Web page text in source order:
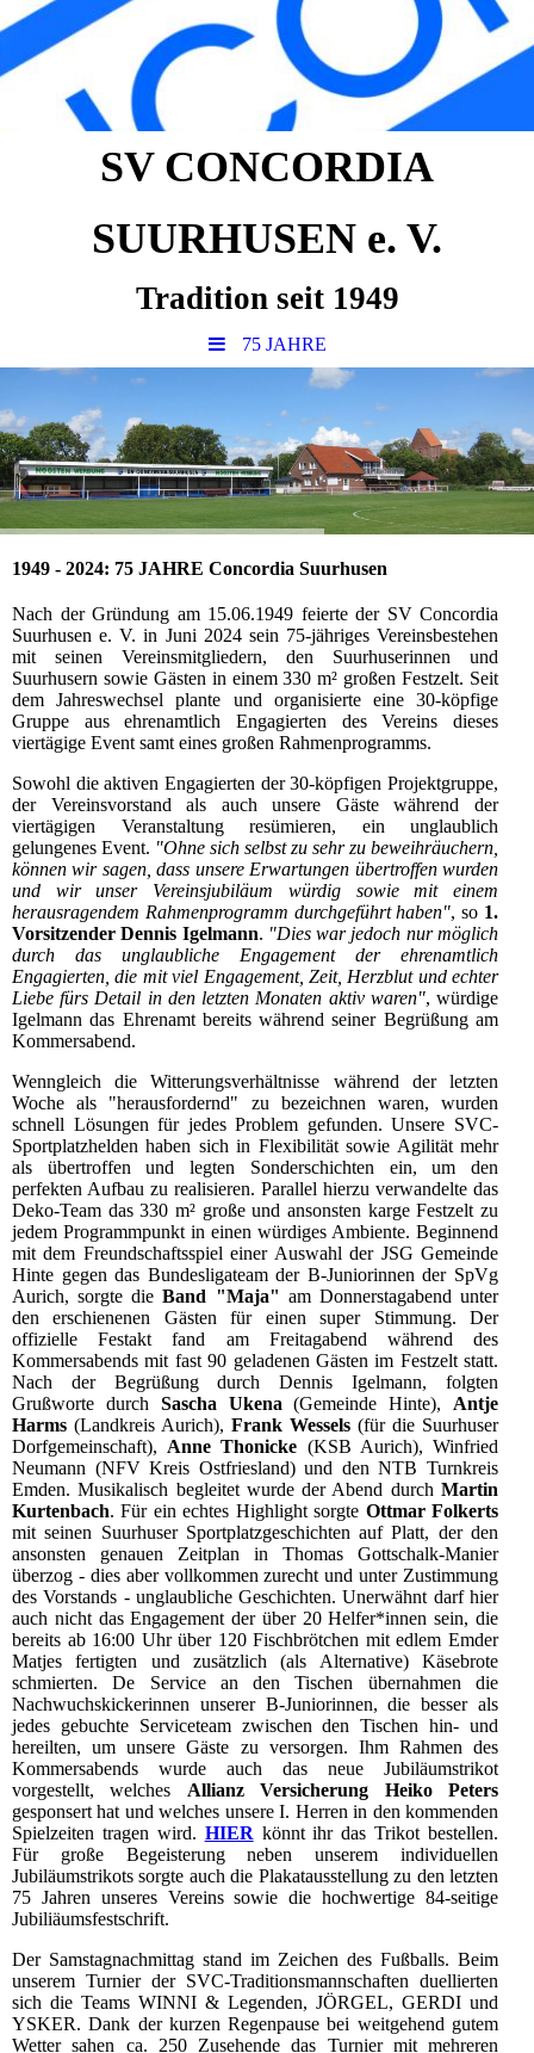
SV CONCORDIA
SUURHUSEN e. V.
Tradition seit 1949
75 JAHRE
1949 - 2024: 75 JAHRE Concordia Suurhusen
Nach der Gründung am 15.06.1949 feierte der SV Concordia
Suurhusen e. V. in Juni 2024 sein 75-jähriges Vereinsbestehen
mit seinen Vereinsmitgliedern, den Suurhuserinnen und
Suurhusern sowie Gästen in einem 330 m² großen Festzelt. Seit
dem Jahreswechsel plante und organisierte eine 30-köpfige
Gruppe aus ehrenamtlich Engagierten des Vereins dieses
viertägige Event samt eines großen Rahmenprogramms.
Sowohl die aktiven Engagierten der 30-köpfigen Projektgruppe,
der Vereinsvorstand als auch unsere Gäste während der
viertägigen Veranstaltung resümieren, ein unglaublich
gelungenes Event. "Ohne sich selbst zu sehr zu beweihräuchern,
können wir sagen, dass unsere Erwartungen übertroffen wurden
und wir unser Vereinsjubiläum würdig sowie mit einem
herausragendem Rahmenprogramm durchgeführt haben", so 1.
Vorsitzender Dennis Igelmann. "Dies war jedoch nur möglich
durch das unglaubliche Engagement der ehrenamtlich
Engagierten, die mit viel Engagement, Zeit, Herzblut und echter
Liebe fürs Detail in den letzten Monaten aktiv waren", würdige
Igelmann das Ehrenamt bereits während seiner Begrüßung am
Kommersabend.
Wenngleich die Witterungsverhältnisse während der letzten
Woche als "herausfordernd" zu bezeichnen waren, wurden
schnell Lösungen für jedes Problem gefunden. Unsere SVC-
Sportplatzhelden haben sich in Flexibilität sowie Agilität mehr
als übertroffen und legten Sonderschichten ein, um den
perfekten Aufbau zu realisieren. Parallel hierzu verwandelte das
Deko-Team das 330 m² große und ansonsten karge Festzelt zu
jedem Programmpunkt in einen würdiges Ambiente. Beginnend
mit dem Freundschaftsspiel einer Auswahl der JSG Gemeinde
Hinte gegen das Bundesligateam der B-Juniorinnen der SpVg
Aurich, sorgte dieBand "Maja" am Donnerstagabend unter
den erschienenen Gästen für einen super Stimmung. Der
offizielle Festakt fand am Freitagabend während des
Kommersabends mit fast 90 geladenen Gästen im Festzelt statt.
Nach der Begrüßung durch Dennis Igelmann, folgten
Grußworte durch Sascha Ukena (Gemeinde Hinte), Antje
Harms (Landkreis Aurich), Frank Wessels (für die Suurhuser
Dorfgemeinschaft), Anne Thonicke (KSB Aurich), Winfried
Neumann (NFV Kreis Ostfriesland) und den NTB Turnkreis
Emden. Musikalisch begleitet wurde der Abend durch Martin
Kurtenbach. Für ein echtes Highlight sorgte Ottmar Folkerts
mit seinen Suurhuser Sportplatzgeschichten auf Platt, der den
ansonsten genauen Zeitplan in Thomas Gottschalk-Manier
überzog - dies aber vollkommen zurecht und unter Zustimmung
des Vorstands - unglaubliche Geschichten. Unerwähnt darf hier
auch nicht das Engagement der über 20 Helfer*innen sein, die
bereits ab 16:00 Uhr über 120 Fischbrötchen mit edlem Emder
Matjes fertigten und zusätzlich (als Alternative) Käsebrote
schmierten. De Service an den Tischen übernahmen die
Nachwuchskickerinnen unserer B-Juniorinnen, die besser als
jedes gebuchte Serviceteam zwischen den Tischen hin- und
hereilten, um unsere Gäste zu versorgen. Ihm Rahmen des
Kommersabends wurde auch das neue Jubiläumstrikot
vorgestellt, welches Allianz Versicherung Heiko Peters
gesponsert hat und welches unsere I. Herren in den kommenden
Spielzeiten tragen wird. HIER könnt ihr das Trikot bestellen.
Für große Begeisterung neben unserem individuellen
Jubiläumstrikots sorgte auch die Plakatausstellung zu den letzten
75 Jahren unseres Vereins sowie die hochwertige 84-seitige
Jubiliäumsfestschrift.
Der Samstagnachmittag stand im Zeichen des Fußballs. Beim
unserem Turnier der SVC-Traditionsmannschaften duellierten
sich die Teams WINNI & Legenden, JÖRGEL, GERDI und
YSKER. Dank der kurzen Regenpause bei weitgehend gutem
Wetter sahen ca. 250 Zusehende das Turnier mit mehreren